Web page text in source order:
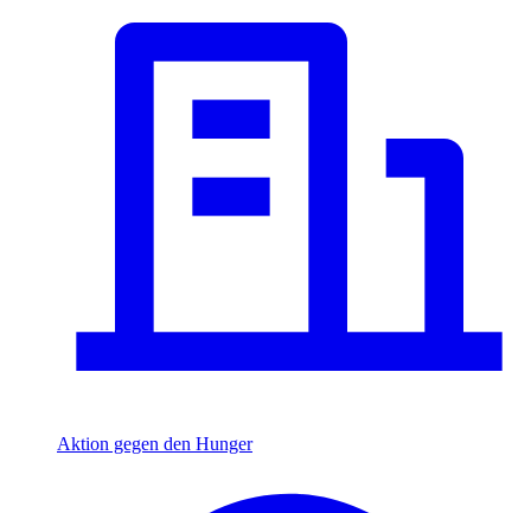
Aktion gegen den Hunger